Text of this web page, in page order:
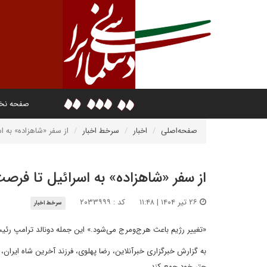
صفحه
صفحه‌اصلی اخبار سرخط اخبار از سفر «شاهزاده»
از سفر «شاهزاده» به اسرائیل تا
کد : ۲۰۳۳۹۹۹ سرخط اخبار
«تغییر رژیم باعث هرج‌ومرج می‌شود.» این جمله دونالد ترامپ
به گزارش خبرگزاری خبرآنلاین، رضا پهلوی، فرزند آخرین شاه